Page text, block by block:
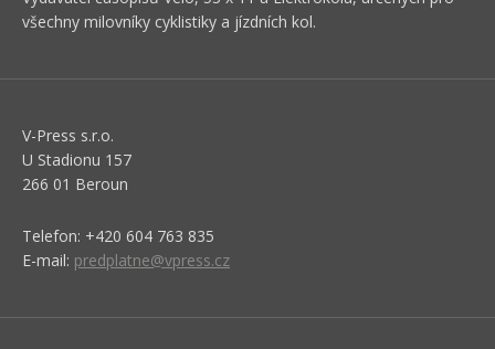
všechny milovníky cyklistiky a jízdních kol.
V-Press s.r.o.
U Stadionu 157
266 01 Beroun
Telefon: +420 604 763 835
E-mail: predplatne@vpress.cz